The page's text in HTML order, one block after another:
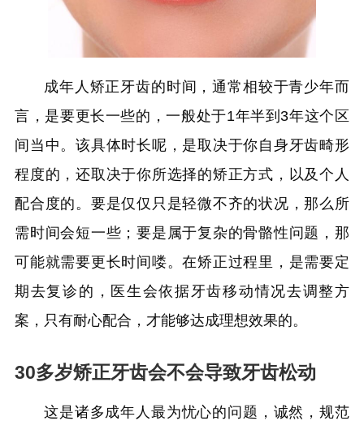
成年人矫正牙齿的时间，通常相较于青少年而
言，是要更长一些的，一般处于1年半到3年这个区
间当中。该具体时长呢，是取决于你自身牙齿畸形
程度的，还取决于你所选择的矫正方式，以及个人
配合度的。要是仅仅只是轻微不齐的状况，那么所
需时间会短一些；要是属于复杂的骨骼性问题，那
可能就需要更长时间喽。在矫正过程里，是需要定
期去复诊的，医生会依据牙齿移动情况去调整方
案，只有耐心配合，才能够达成理想效果的。
30多岁矫正牙齿会不会导致牙齿松动
这是诸多成年人最为忧心的问题，诚然，规范